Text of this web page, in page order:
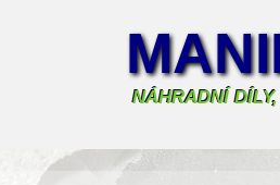
NÁHRADNÍ